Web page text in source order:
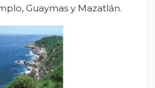
Guaymas y Mazatlán.